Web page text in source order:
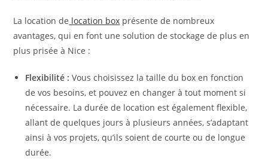
La location de location box présente de nombreux
avantages, qui en font une solution de stockage de plus en
plus prisée à Nice :
Flexibilité : Vous choisissez la taille du box en fonction
de vos besoins, et pouvez en changer à tout moment si
nécessaire. La durée de location est également flexible,
allant de quelques jours à plusieurs années, s’adaptant
ainsi à vos projets, qu’ils soient de courte ou de longue
durée.